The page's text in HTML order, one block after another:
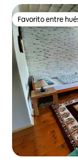
Favorito entre
Favorito entre